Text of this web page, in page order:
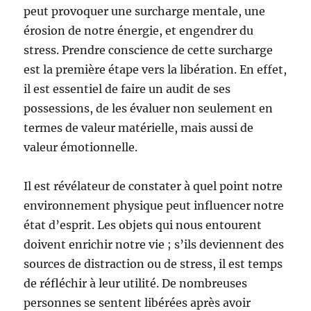
peut provoquer une surcharge mentale, une
érosion de notre énergie, et engendrer du
stress. Prendre conscience de cette surcharge
est la première étape vers la libération. En effet,
il est essentiel de faire un audit de ses
possessions, de les évaluer non seulement en
termes de valeur matérielle, mais aussi de
valeur émotionnelle.
Il est révélateur de constater à quel point notre
environnement physique peut influencer notre
état d’esprit. Les objets qui nous entourent
doivent enrichir notre vie ; s’ils deviennent des
sources de distraction ou de stress, il est temps
de réfléchir à leur utilité. De nombreuses
personnes se sentent libérées après avoir